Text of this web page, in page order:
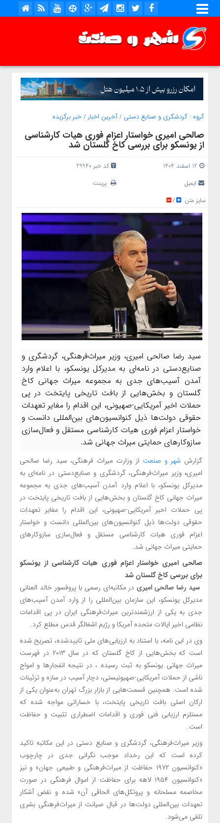
گروه : گردشگری و صنایع دستی /آخرین اخبار /خبر برگزیده
صالحی‌ امیری خواستار اعزام فوری هیات کارشناسی
از یونسکو برای بررسی کاخ گلستان شد
12 اسفند 1404
کد خبر 29940
ایمیل
پرینت
سایز متن
/
سید رضا صالحی امیری، وزیر میراث‌فرهنگی، گردشگری و
صنایع‌دستی در نامه‌ای به مدیرکل یونسکو، با اعلام وارد
آمدن آسیب‌های جدی به مجموعه میراث جهانی کاخ
گلستان و بخش‌هایی از بافت تاریخی پایتخت در پی
حملات اخیر آمریکایی-صهیونی، این اقدام را مغایر تعهدات
حقوقی دولت‌ها ذیل کنوانسیون‌های بین‌المللی دانست و
خواستار اعزام فوری هیات کارشناسی مستقل و فعال‌سازی
سازوکارهای حمایتی میراث جهانی شد.
گزارش شهر و صنعت از وزارت میراث فرهنگی، سید رضا صالحی
امیری، وزیر میراث‌فرهنگی، گردشگری و صنایع‌دستی در نامه‌ای به
مدیرکل یونسکو، با اعلام وارد آمدن آسیب‌های جدی به مجموعه
میراث جهانی کاخ گلستان و بخش‌هایی از بافت تاریخی پایتخت در
پی حملات اخیر آمریکایی-صهیونی، این اقدام را مغایر تعهدات
حقوقی دولت‌ها ذیل کنوانسیون‌های بین‌المللی دانست و خواستار
اعزام فوری هیات کارشناسی مستقل و فعال‌سازی سازوکارهای
حمایتی میراث جهانی شد.
صالحی‌ امیری خواستار اعزام فوری هیات کارشناسی از یونسکو
برای بررسی کاخ گلستان شد
سید رضا صالحی امیری در مکاتبه‌ای رسمی با پروفسور خالد العنانی
مدیرکل یونسکو، این سازمان بین‌المللی را از وارد آمدن آسیب‌های
جدی به یکی از ارزشمندترین میراث‌فرهنگی ایران در پی اقدامات
نظامی اخیر ایالات متحده آمریکا و رژیم اشغالگر قدس مطلع کرد.
وی در این نامه، با استناد به ارزیابی‌های ملی تاییدشده، تصریح شده
است که بخش‌هایی از کاخ گلستان که در سال ۲۰۱۳ در فهرست
میراث جهانی یونسکو به ثبت رسیده ، در نتیجه انفجارها و امواج
ناشی از حملات آمریکایی-صهیونیستی، دچار آسیب در سازه و تزئینات
شده است. همچنین قسمت‌هایی از بازار بزرگ تهران به‌عنوان یکی از
ارکان اصلی بافت تاریخی پایتخت، با خساراتی مواجه شده که
مستلزم ارزیابی فنی فوری و اقدامات اضطراری تثبیت و حفاظت
است.
وزیر میراث‌فرهنگی، گردشگری و صنایع دستی در این مکاتبه تاکید
کرده است که این رخداد موجب نگرانی جدی در چارچوب
«کنوانسیون ۱۹۷۲ حفاظت از میراث‌فرهنگی و طبیعی جهان» و نیز
«کنوانسیون ۱۹۵۴ لاهه برای حفاظت از اموال فرهنگی در صورت
مخاصمه مسلحانه و پروتکل‌های الحاقی آن» شده و نقض آشکار
تعهدات بین‌المللی دولت‌ها در قبال صیانت از میراث‌فرهنگی بشری
تلقی می‌شود.